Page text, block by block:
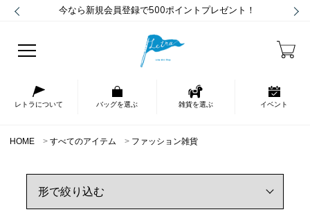
今なら新規会員登録で500ポイントプレゼント！
レトラについて バッグを選ぶ 雑貨を選ぶ イベント
HOME すべてのアイテム ファッション雑貨